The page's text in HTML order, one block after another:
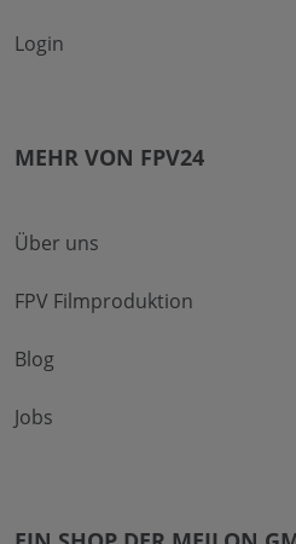
Login
MEHR VON FPV24
Über uns
FPV Filmproduktion
Blog
Jobs